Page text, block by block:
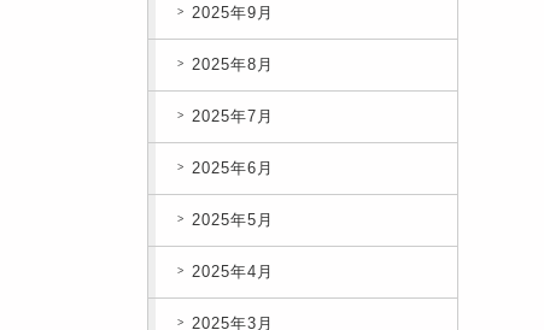
2025年9月
2025年8月
2025年7月
2025年6月
2025年5月
2025年4月
2025年3月